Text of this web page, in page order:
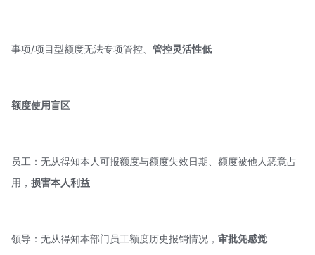
事项/项目型额度无法专项管控、 管控灵活性低
额度使用盲区
员工：无从得知本人可报额度与额度失效日期、额度被他人恶意占
用， 损害本人利益
领导：无从得知本部门员工额度历史报销情况， 审批凭感觉